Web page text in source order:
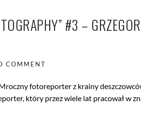
#3 –
COMMENT
fotoreporter z krainy
który przez wiele lat pracował w